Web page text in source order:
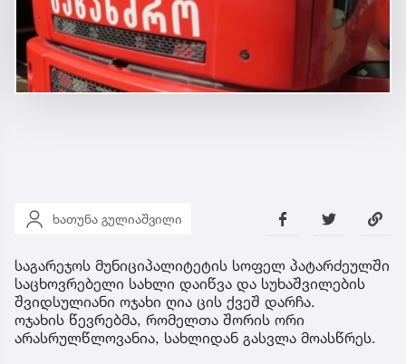
ხათუნა გულიაშვილი
საგარეჯოს მუნიციპალიტეტის სოფელ პატარძეულში
საცხოვრებელი სახლი დაიწვა და სუხაშვილების
შვიდსულიანი ოჯახი ღია ცის ქვეშ დარჩა.
ოჯახის წევრებმა, რომელთა შორის ორი
არასრულწლოვანია, სახლიდან გასვლა მოასწრეს.